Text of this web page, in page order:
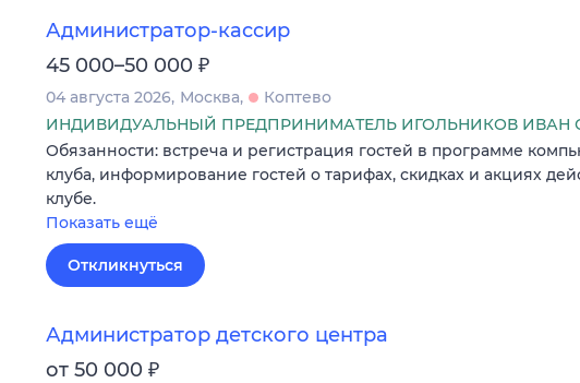
Администратор-кассир
45 000–50 000 ₽
04 августа 2026 Москва
Коптево
ИНДИВИДУАЛЬНЫЙ ПРЕДПРИНИМАТЕЛЬ ИГОЛЬНИКОВ ИВАН
Обязанности: встреча и регистрация гостей в программе
клуба, информирование гостей о тарифах, скидках и акциях
клубе.
Показать ещё
Откликнуться
Администратор детского центра
от 50 000 ₽